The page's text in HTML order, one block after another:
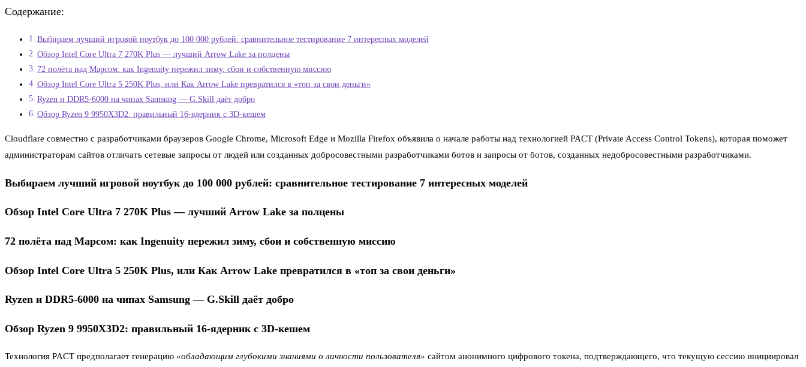
Содержание:
Выбираем лучший игровой ноутбук до 100 000 рублей: сравнительное тестирование 7 интересных моделей
Обзор Intel Core Ultra 7 270K Plus — лучший Arrow Lake за полцены
72 полёта над Марсом: как Ingenuity пережил зиму, сбои и собственную миссию
Обзор Intel Core Ultra 5 250K Plus, или Как Arrow Lake превратился в «топ за свои деньги»
Ryzen и DDR5-6000 на чипах Samsung — G.Skill даёт добро
Обзор Ryzen 9 9950X3D2: правильный 16-ядерник с 3D-кешем
Cloudflare совместно с разработчиками браузеров Google Chrome, Microsoft Edge и Mozilla Firefox объявила о начале работы над технологией PACT (Private Access Control Tokens), которая поможет
администраторам сайтов отличать сетевые запросы от людей или созданных добросовестными разработчиками ботов и запросы от ботов, созданных недобросовестными разработчиками.
Выбираем лучший игровой ноутбук до 100 000 рублей: сравнительное тестирование 7 интересных моделей
Обзор Intel Core Ultra 7 270K Plus — лучший Arrow Lake за полцены
72 полёта над Марсом: как Ingenuity пережил зиму, сбои и собственную миссию
Обзор Intel Core Ultra 5 250K Plus, или Как Arrow Lake превратился в «топ за свои деньги»
Ryzen и DDR5-6000 на чипах Samsung — G.Skill даёт добро
Обзор Ryzen 9 9950X3D2: правильный 16-ядерник с 3D-кешем
Технология PACT предполагает генерацию «обладающим глубокими знаниями о личности пользователя» сайтом анонимного цифрового токена, подтверждающего, что текущую сессию инициировал